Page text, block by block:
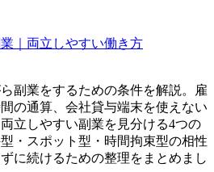
｜両立しやすい働き方
副業をするための条件を解説。雇
の通算、会社貸与端末を使えない
立しやすい副業を見分ける4つの
・スポット型・時間拘束型の相性
に続けるための整理をまとめまし